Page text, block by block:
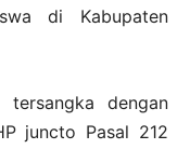
di Kabupaten
dengan
juncto Pasal 212